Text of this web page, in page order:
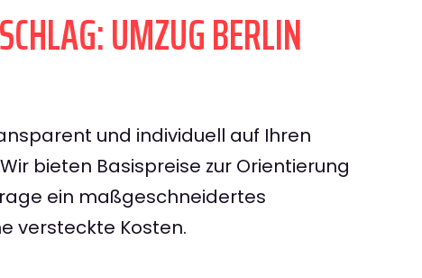
UMZUG BERLIN
und individuell auf Ihren
bieten Basispreise zur Orientierung
ein maßgeschneidertes
versteckte Kosten.